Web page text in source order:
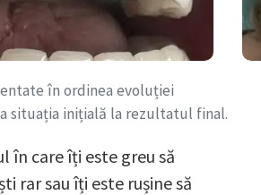
în ordinea evoluției
situația inițială la rezultatul final.
în care îți este greu să
rar sau îți este rușine să